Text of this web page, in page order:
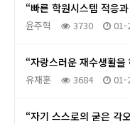
“빠른 학원시스템 적응
윤주혁 3730 01-
“자랑스러운 재수생활을
유재훈 3684 01-
“자기 스스로의 굳은 각